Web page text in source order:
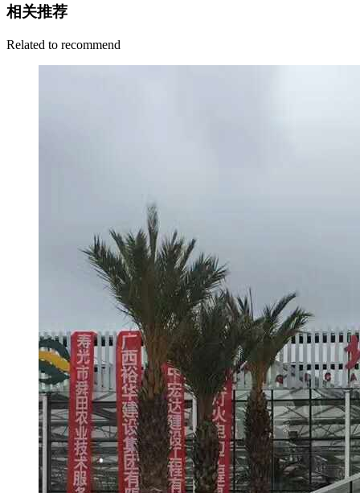
相关推荐
Related to recommend